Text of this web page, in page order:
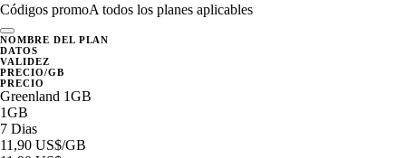
Códigos promoA todos los planes aplicables
NOMBRE DEL PLAN
DATOS
VALIDEZ
PRECIO/GB
PRECIO
Greenland 1GB
1GB
7 Dias
11,90 US$/GB